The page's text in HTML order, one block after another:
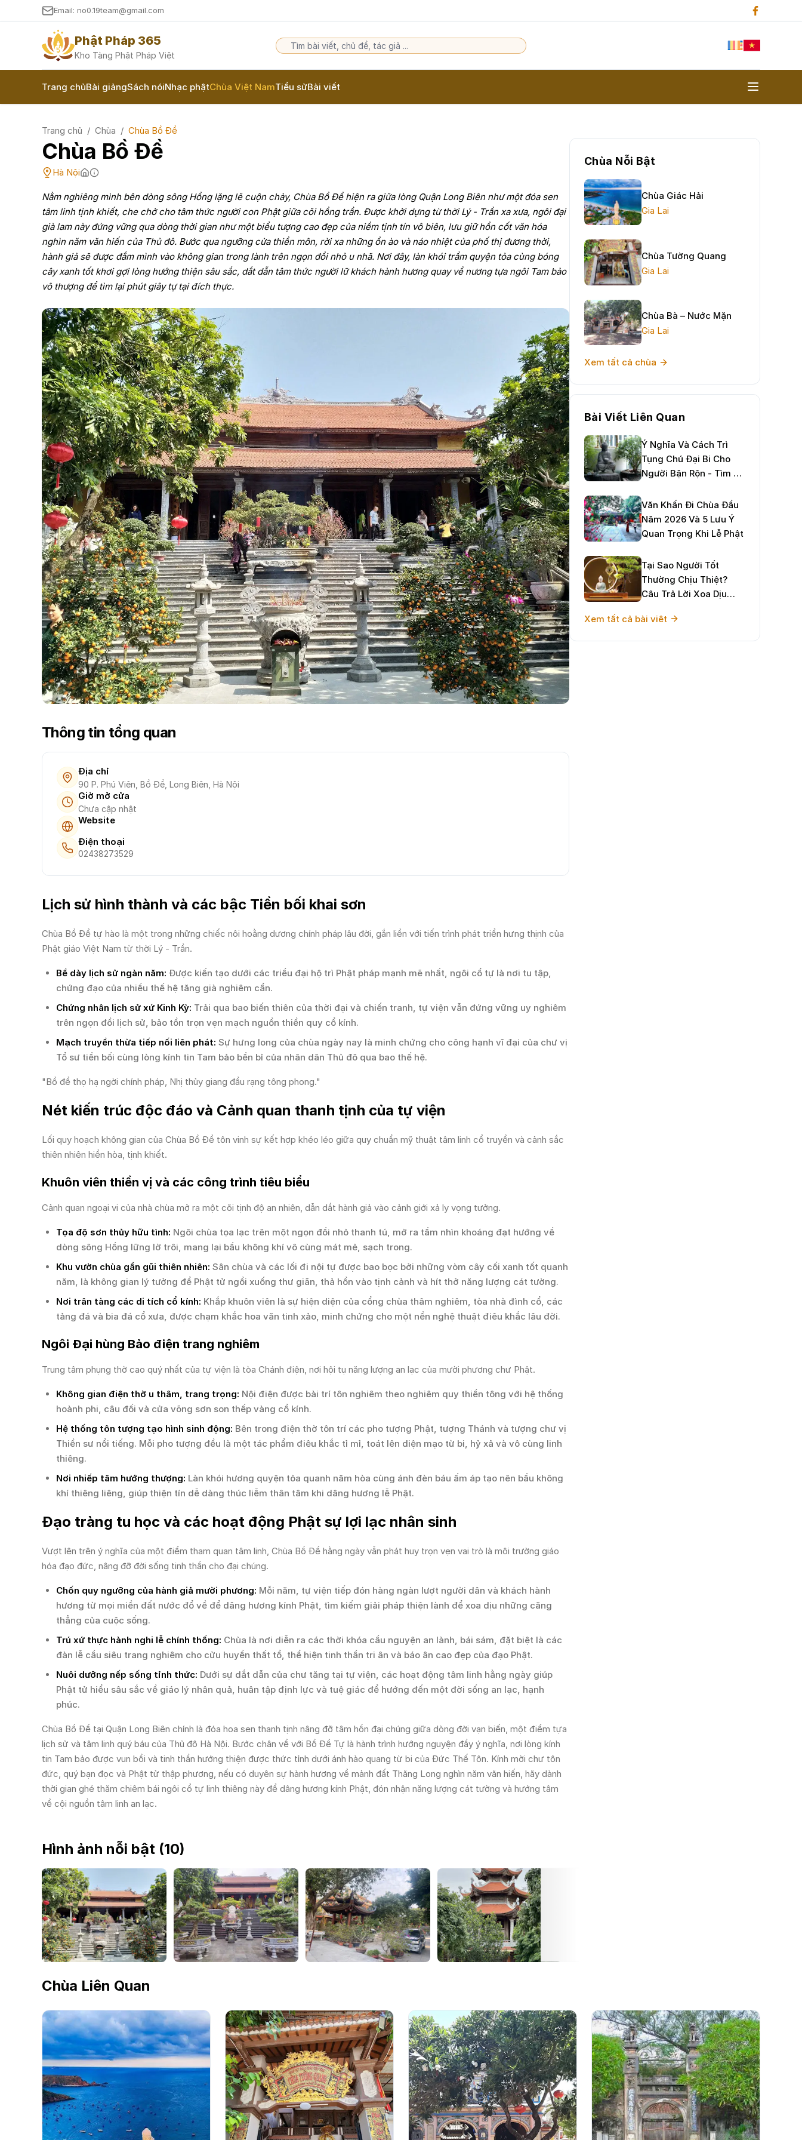
Email: no0.19team@gmail.com
Phật Pháp 365
Kho Tàng Phật Pháp Việt
Trang chủBài giảngSách nóiNhạc phậtChùa Việt NamTiểu sửBài viết
Trang chủ / Chùa / Chùa Bồ Đề
Chùa Bồ Đề
Hà Nội
Nằm nghiêng mình bên dòng sông Hồng lặng lẽ cuộn chảy, Chùa Bồ Đề hiện ra giữa lòng Quận Long Biên như một đóa sen
tâm linh tịnh khiết, che chở cho tâm thức người con Phật giữa cõi hồng trần. Được khởi dựng từ thời Lý - Trần xa xưa, ngôi đại
già lam này đứng vững qua dòng thời gian như một biểu tượng cao đẹp của niềm tịnh tín vô biên, lưu giữ hồn cốt văn hóa
nghìn năm văn hiến của Thủ đô. Bước qua ngưỡng cửa thiền môn, rời xa những ồn ào và náo nhiệt của phố thị đương thời,
hành giả sẽ được đắm mình vào không gian trong lành trên ngọn đồi nhỏ u nhã. Nơi đây, làn khói trầm quyện tỏa cùng bóng
cây xanh tốt khơi gợi lòng hướng thiện sâu sắc, dắt dẫn tâm thức người lữ khách hành hương quay về nương tựa ngôi Tam bảo
vô thượng để tìm lại phút giây tự tại đích thực.
Thông tin tổng quan
Địa chỉ
90 P. Phú Viên, Bồ Đề, Long Biên, Hà Nội
Giờ mở cửa
Chưa cập nhật
Website
Điện thoại
02438273529
Lịch sử hình thành và các bậc Tiền bối khai sơn
Chùa Bồ Đề tự hào là một trong những chiếc nôi hoằng dương chính pháp lâu đời, gắn liền với tiến trình phát triển hưng thịnh của
Phật giáo Việt Nam từ thời Lý - Trần.
Bề dày lịch sử ngàn năm: Được kiến tạo dưới các triều đại hộ trì Phật pháp mạnh mẽ nhất, ngôi cổ tự là nơi tu tập,
chứng đạo của nhiều thế hệ tăng già nghiêm cẩn.
Chứng nhân lịch sử xứ Kinh Kỳ: Trải qua bao biến thiên của thời đại và chiến tranh, tự viện vẫn đứng vững uy nghiêm
trên ngọn đồi lịch sử, bảo tồn trọn vẹn mạch nguồn thiền quy cổ kính.
Mạch truyền thừa tiếp nối liên phát: Sự hưng long của chùa ngày nay là minh chứng cho công hạnh vĩ đại của chư vị
Tổ sư tiền bối cùng lòng kính tin Tam bảo bền bỉ của nhân dân Thủ đô qua bao thế hệ.
"Bồ đề thọ hạ ngời chính pháp, Nhị thủy giang đầu rạng tông phong."
Nét kiến trúc độc đáo và Cảnh quan thanh tịnh của tự viện
Lối quy hoạch không gian của Chùa Bồ Đề tôn vinh sự kết hợp khéo léo giữa quy chuẩn mỹ thuật tâm linh cổ truyền và cảnh sắc
thiên nhiên hiền hòa, tịnh khiết.
Khuôn viên thiền vị và các công trình tiêu biểu
Cảnh quan ngoại vi của nhà chùa mở ra một cõi tịnh độ an nhiên, dẫn dắt hành giả vào cảnh giới xả ly vọng tưởng.
Tọa độ sơn thủy hữu tình: Ngôi chùa tọa lạc trên một ngọn đồi nhỏ thanh tú, mở ra tầm nhìn khoáng đạt hướng về
dòng sông Hồng lững lờ trôi, mang lại bầu không khí vô cùng mát mẻ, sạch trong.
Khu vườn chùa gần gũi thiên nhiên: Sân chùa và các lối đi nội tự được bao bọc bởi những vòm cây cối xanh tốt quanh
năm, là không gian lý tưởng để Phật tử ngồi xuống thư giãn, thả hồn vào tịnh cảnh và hít thở năng lượng cát tường.
Nơi trân tàng các di tích cổ kính: Khắp khuôn viên là sự hiện diện của cổng chùa thâm nghiêm, tòa nhà đình cổ, các
tảng đá và bia đá cổ xưa, được chạm khắc hoa văn tinh xảo, minh chứng cho một nền nghệ thuật điêu khắc lâu đời.
Ngôi Đại hùng Bảo điện trang nghiêm
Trung tâm phụng thờ cao quý nhất của tự viện là tòa Chánh điện, nơi hội tụ năng lượng an lạc của mười phương chư Phật.
Không gian điện thờ u thâm, trang trọng: Nội điện được bài trí tôn nghiêm theo nghiêm quy thiền tông với hệ thống
hoành phi, câu đối và cửa võng sơn son thếp vàng cổ kính.
Hệ thống tôn tượng tạo hình sinh động: Bên trong điện thờ tôn trí các pho tượng Phật, tượng Thánh và tượng chư vị
Thiền sư nổi tiếng. Mỗi pho tượng đều là một tác phẩm điêu khắc tỉ mỉ, toát lên diện mạo từ bi, hỷ xả và vô cùng linh
thiêng.
Nơi nhiếp tâm hướng thượng: Làn khói hương quyện tỏa quanh năm hòa cùng ánh đèn báu ấm áp tạo nên bầu không
khí thiêng liêng, giúp thiện tín dễ dàng thúc liễm thân tâm khi dâng hương lễ Phật.
Đạo tràng tu học và các hoạt động Phật sự lợi lạc nhân sinh
Vượt lên trên ý nghĩa của một điểm tham quan tâm linh, Chùa Bồ Đề hằng ngày vẫn phát huy trọn vẹn vai trò là môi trường giáo
hóa đạo đức, nâng đỡ đời sống tinh thần cho đại chúng.
Chốn quy ngưỡng của hành giả mười phương: Mỗi năm, tự viện tiếp đón hàng ngàn lượt người dân và khách hành
hương từ mọi miền đất nước đổ về để dâng hương kính Phật, tìm kiếm giải pháp thiện lành để xoa dịu những căng
thẳng của cuộc sống.
Trú xứ thực hành nghi lễ chính thống: Chùa là nơi diễn ra các thời khóa cầu nguyện an lành, bái sám, đặt biệt là các
đàn lễ cầu siêu trang nghiêm cho cửu huyền thất tổ, thể hiện tinh thần tri ân và báo ân cao đẹp của đạo Phật.
Nuôi dưỡng nếp sống tỉnh thức: Dưới sự dắt dẫn của chư tăng tại tự viện, các hoạt động tâm linh hằng ngày giúp
Phật tử hiểu sâu sắc về giáo lý nhân quả, huân tập định lực và tuệ giác để hướng đến một đời sống an lạc, hạnh
phúc.
Chùa Bồ Đề tại Quận Long Biên chính là đóa hoa sen thanh tịnh nâng đỡ tâm hồn đại chúng giữa dòng đời vạn biến, một điểm tựa
lịch sử và tâm linh quý báu của Thủ đô Hà Nội. Bước chân về với Bồ Đề Tự là hành trình hướng nguyện đầy ý nghĩa, nơi lòng kính
tin Tam bảo được vun bồi và tinh thần hướng thiện được thức tỉnh dưới ánh hào quang từ bi của Đức Thế Tôn. Kính mời chư tôn
đức, quý bạn đọc và Phật tử thập phương, nếu có duyên sự hành hương về mảnh đất Thăng Long nghìn năm văn hiến, hãy dành
thời gian ghé thăm chiêm bái ngôi cổ tự linh thiêng này để dâng hương kính Phật, đón nhận năng lượng cát tường và hướng tâm
về cội nguồn tâm linh an lạc.
Hình ảnh nỗi bật (10)
Chùa Nỗi Bật
Chùa Giác Hải
Gia Lai
Chùa Tường Quang
Gia Lai
Chùa Bà – Nước Mặn
Gia Lai
Xem tất cả chùa
Bài Viết Liên Quan
Ý Nghĩa Và Cách Trì
Tụng Chú Đại Bi Cho
Người Bận Rộn - Tìm An
Văn Khấn Đi Chùa Đầu
Năm 2026 Và 5 Lưu Ý
Quan Trọng Khi Lễ Phật
Tại Sao Người Tốt
Thường Chịu Thiệt?
Câu Trả Lời Xoa Dịu
Hướng Sống Hạnh Phúc
Xem tất cả bài viêt
Chùa Liên Quan